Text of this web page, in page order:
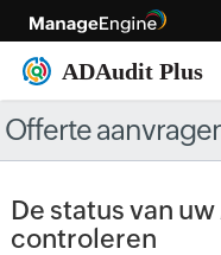
Offerte
De status van
controleren